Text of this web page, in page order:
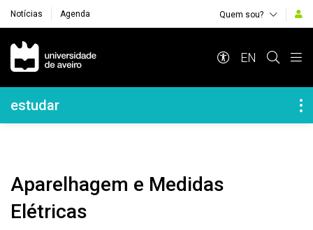
Notícias Agenda Quem sou?
Navegação Principal
EN
Navegação Lateral
estudar
Aparelhagem e Medidas
Elétricas